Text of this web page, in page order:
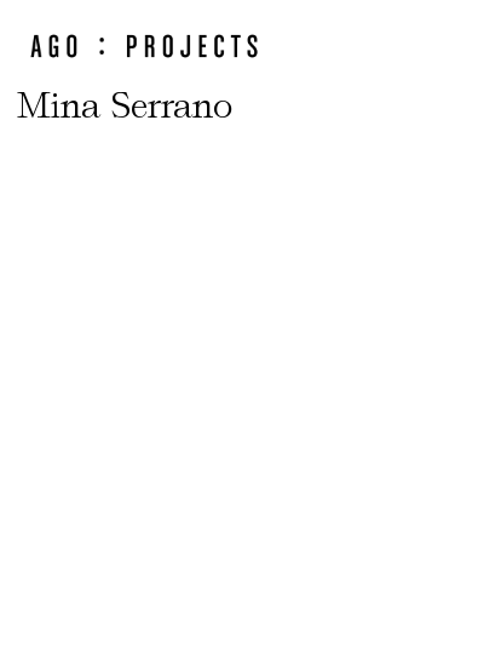
Mina Serrano